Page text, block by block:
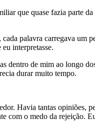
que quase fazia parte
palavra carregava
interpretasse.
de mim ao longo
durar muito tempo.
Havia tantas opiniões,
o medo da rejeição.